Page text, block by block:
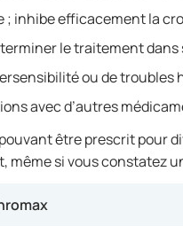
; inhibe efficacement la
le traitement
ou de troubles
avec d’autres
être prescrit pour
si vous constatez